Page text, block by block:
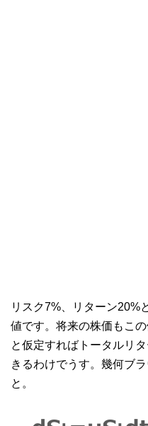
リスク7%、リターン20%
値です。将来の株価もこ
と仮定すればトータルリ
きるわけでうす。幾何ブ
と。